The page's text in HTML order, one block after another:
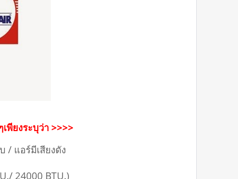
พียงระบุว่า >>>>
/ แอร์มีเสียงดัง
24000 BTU.)